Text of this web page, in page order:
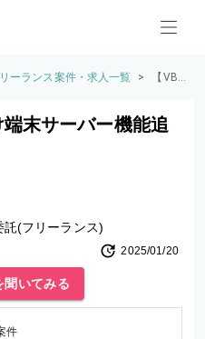
ーランス案件・求人一覧 >
【VB
向け端
端末サーバー機能追
託(フリーランス)
2025/01/20
聞いてみる
件